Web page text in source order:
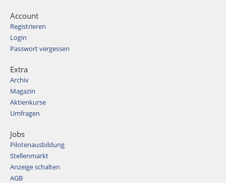
Account
Registrieren
Login
Passwort vergessen
Extra
Archiv
Magazin
Aktienkurse
Umfragen
Jobs
Pilotenausbildung
Stellenmarkt
Anzeige schalten
AGB